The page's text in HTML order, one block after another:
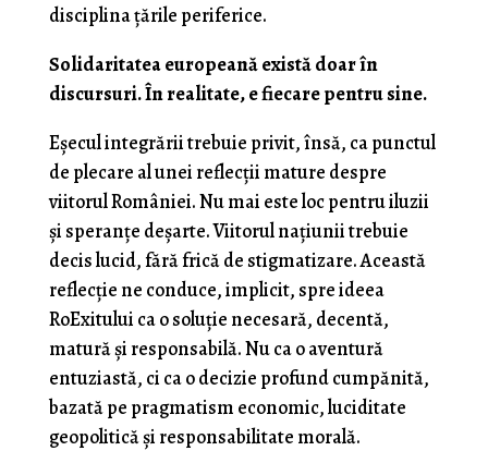
disciplina țările periferice.
Solidaritatea europeană există doar în
discursuri. În realitate, e fiecare pentru sine.
Eșecul integrării trebuie privit, însă, ca punctul
de plecare al unei reflecții mature despre
viitorul României. Nu mai este loc pentru iluzii
și speranțe deșarte. Viitorul națiunii trebuie
decis lucid, fără frică de stigmatizare. Această
reflecție ne conduce, implicit, spre ideea
RoExitului ca o soluție necesară, decentă,
matură și responsabilă. Nu ca o aventură
entuziastă, ci ca o decizie profund cumpănită,
bazată pe pragmatism economic, luciditate
geopolitică și responsabilitate morală.